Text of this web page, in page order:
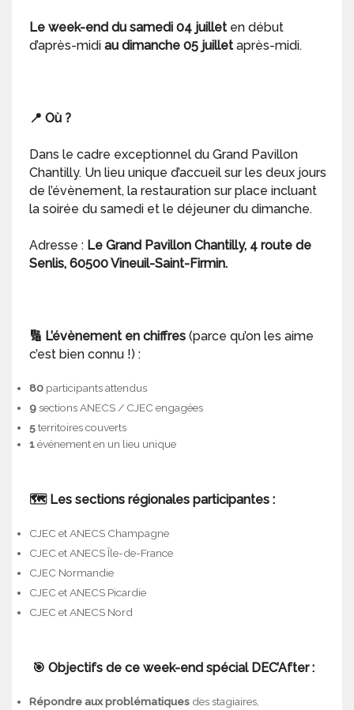
Le week-end du samedi 04 juillet en début
d’après-midi au dimanche 05 juilletaprès-midi.
📍 Où ?
Dans le cadre exceptionnel du Grand Pavillon
Chantilly. Un lieu unique d’accueil sur les deux jours
de l’évènement, la restauration sur place incluant
la soirée du samedi et le déjeuner du dimanche.
Adresse : Le Grand Pavillon Chantilly, 4 route de
Senlis, 60500 Vineuil-Saint-Firmin.
🔢 L’évènement en chiffres (parce qu’on les aime
c’est bien connu !) :
80 participants attendus
9sections ANECS / CJEC engagées
5territoires couverts
1événement en un lieu unique
🗺️ Les sections régionales participantes :
CJEC et ANECS Champagne
CJEC et ANECS Île-de-France
CJEC Normandie
CJEC et ANECS Picardie
CJEC et ANECS Nord
🎯 Objectifs de ce week-end spécial DEC’After :
Répondre aux problématiques des stagiaires,